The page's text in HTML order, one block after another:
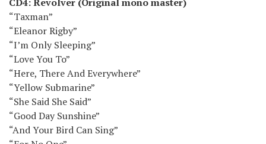
“Taxman”
“Eleanor Rigby”
“I’m Only Sleeping”
“Love You To”
“Here, There And Everywhere”
“Yellow Submarine”
“She Said She Said”
“Good Day Sunshine”
“And Your Bird Can Sing”